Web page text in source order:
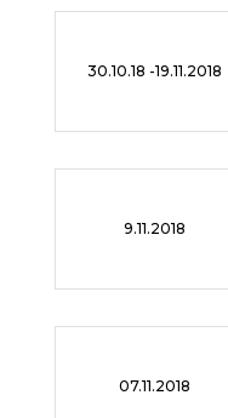
30.10.18 -19.11.2018
9.11.2018
07.11.2018